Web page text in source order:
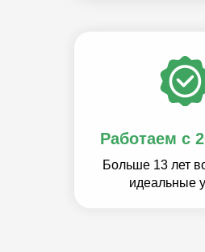
Больше 13 лет
идеальные
Работаем с